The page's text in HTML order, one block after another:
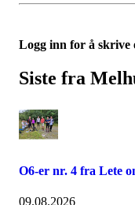
Logg inn for å skrive
Siste fra
O6-er nr. 4 fra Lete
09.08.2026